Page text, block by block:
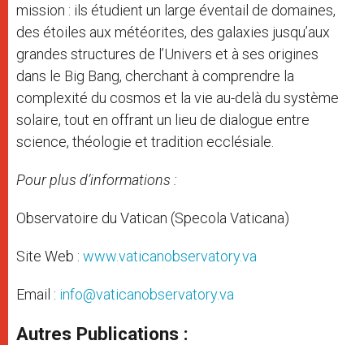
mission : ils étudient un large éventail de domaines,
des étoiles aux météorites, des galaxies jusqu’aux
grandes structures de l’Univers et à ses origines
dans le Big Bang, cherchant à comprendre la
complexité du cosmos et la vie au-delà du système
solaire, tout en offrant un lieu de dialogue entre
science, théologie et tradition ecclésiale.
Pour plus d’informations :
Observatoire du Vatican (Specola Vaticana)
Site Web : www.vaticanobservatory.va
Email : info@vaticanobservatory.va
Autres Publications :